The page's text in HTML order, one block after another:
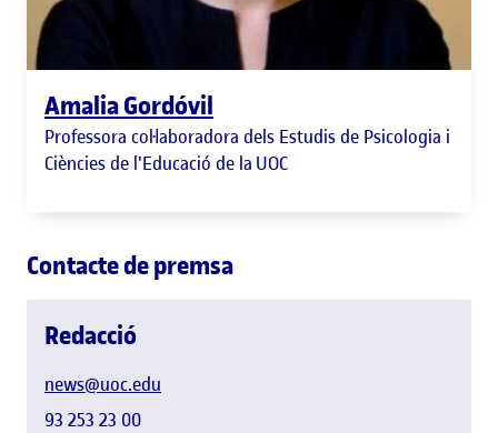
Amalia Gordóvil
Professora col·laboradora dels Estudis de Psicologia i
Ciències de l'Educació de la UOC
Contacte de premsa
Redacció
news@uoc.edu
93 253 23 00